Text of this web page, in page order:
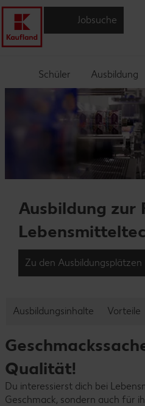
Jobsuche
Schüler Ausbildung
Ausbildung
Zu den Ausbildungsplätzen
Ausbildungsinhalte Vorteile
Qualität!
Du interessierst dich bei
Geschmack, sondern auch für